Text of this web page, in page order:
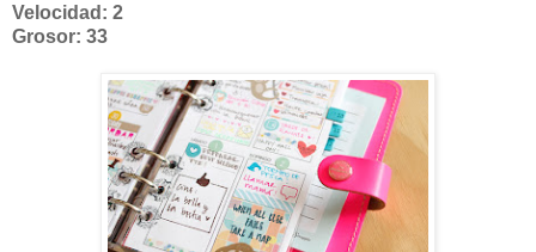
Velocidad: 2
Grosor: 33